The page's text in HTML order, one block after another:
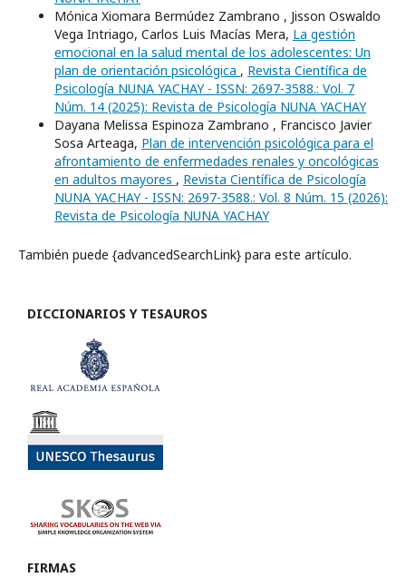
Mónica Xiomara Bermúdez Zambrano , Jisson Oswaldo
Vega Intriago, Carlos Luis Macías Mera, La gestión
emocional en la salud mental de los adolescentes: Un
plan de orientación psicológica , Revista Científica de
Psicología NUNA YACHAY - ISSN: 2697-3588.: Vol. 7
Núm. 14 (2025): Revista de Psicología NUNA YACHAY
Dayana Melissa Espinoza Zambrano , Francisco Javier
Sosa Arteaga, Plan de intervención psicológica para el
afrontamiento de enfermedades renales y oncológicas
en adultos mayores , Revista Científica de Psicología
NUNA YACHAY - ISSN: 2697-3588.: Vol. 8 Núm. 15 (2026):
Revista de Psicología NUNA YACHAY
También puede {advancedSearchLink} para este artículo.
DICCIONARIOS Y TESAUROS
FIRMAS